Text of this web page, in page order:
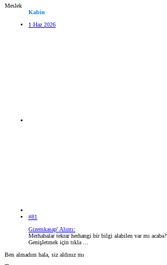
Meslek
Kabin
1 Haz 2026
#81
Gizemkasap' Alıntı:
Merhabalar tekrar herhangi bir bilgi alabilen var mı acaba?
Genişletmek için tıkla ...
Ben almadım hala, siz aldınız mı